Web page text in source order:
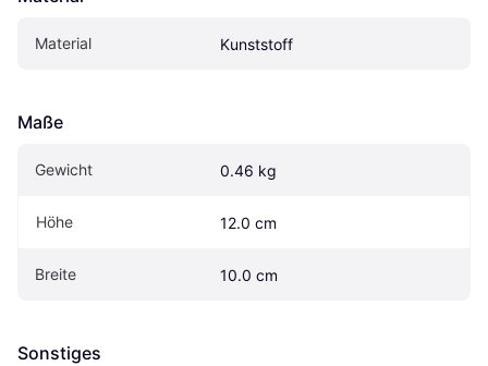
Material Kunststoff
Maße
Gewicht 0.46 kg
Höhe 12.0 cm
Breite 10.0 cm
Sonstiges